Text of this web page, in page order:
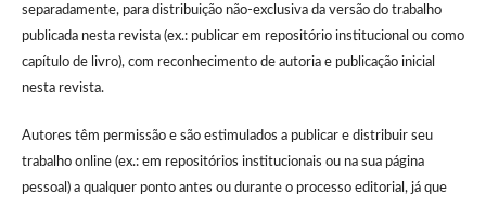
separadamente, para distribuição não-exclusiva da versão do trabalho
publicada nesta revista (ex.: publicar em repositório institucional ou como
capítulo de livro), com reconhecimento de autoria e publicação inicial
nesta revista.
Autores têm permissão e são estimulados a publicar e distribuir seu
trabalho online (ex.: em repositórios institucionais ou na sua página
pessoal) a qualquer ponto antes ou durante o processo editorial, já que